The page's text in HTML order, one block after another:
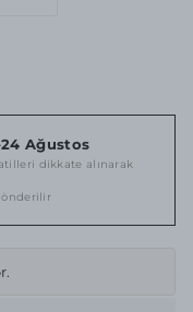
Ağustos
dikkate alınarak